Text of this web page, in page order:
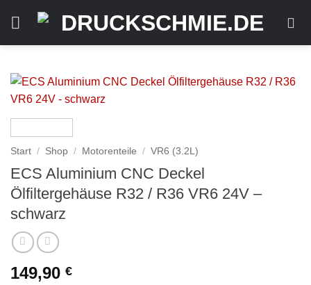
Inhalt
springen
Start / Shop / Motorenteile / VR6 (3.2L)
ECS Aluminium CNC Deckel
Ölfiltergehäuse R32 / R36 VR6 24V –
schwarz
149,90 €